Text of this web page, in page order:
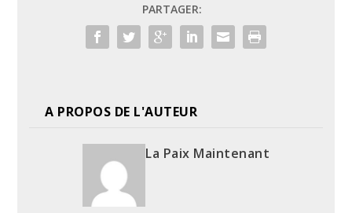
PARTAGER:
A PROPOS DE L'AUTEUR
La Paix Maintenant